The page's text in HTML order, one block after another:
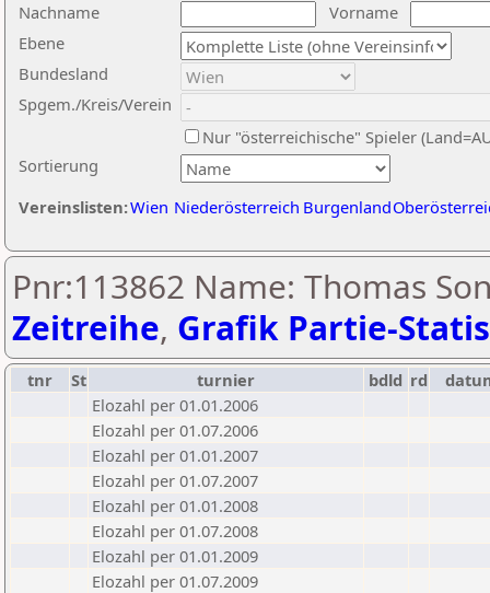
Nachname
Vorname
Ebene
Sortierung
Bundesland
Spgem./Kreis/Verein
Nur "österreichische" Spieler
Vereinslisten:Wien Niederösterreich Burgenland
Pnr:113862 Name: Thomas
Zeitreihe, Grafik Partie-
tnr St turnier bdld rd
Elozahl per 01.01.2006
Elozahl per 01.07.2006
Elozahl per 01.01.2007
Elozahl per 01.07.2007
Elozahl per 01.01.2008
Elozahl per 01.07.2008
Elozahl per 01.01.2009
Elozahl per 01.07.2009